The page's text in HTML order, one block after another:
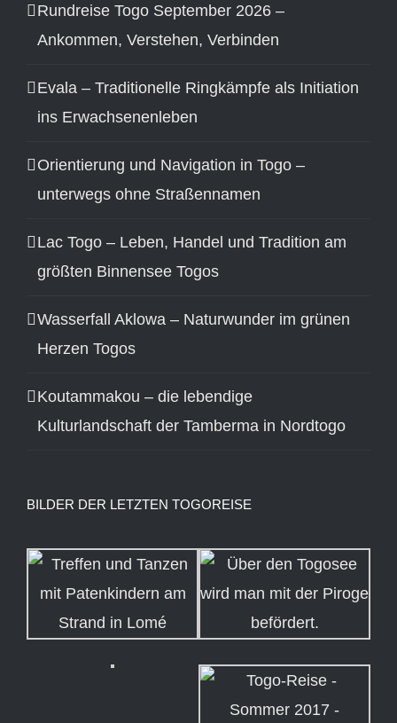
Rundreise Togo September 2026 –
Ankommen, Verstehen, Verbinden
Evala – Traditionelle Ringkämpfe als Initiation
ins Erwachsenenleben
Orientierung und Navigation in Togo –
unterwegs ohne Straßennamen
Lac Togo – Leben, Handel und Tradition am
größten Binnensee Togos
Wasserfall Aklowa – Naturwunder im grünen
Herzen Togos
Koutammakou – die lebendige
Kulturlandschaft der Tamberma in Nordtogo
BILDER DER LETZTEN TOGOREISE